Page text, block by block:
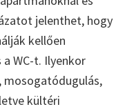
jelenthet, hogy
kellően
WC-t. Ilyenkor
mosogatódugulás,
kültéri